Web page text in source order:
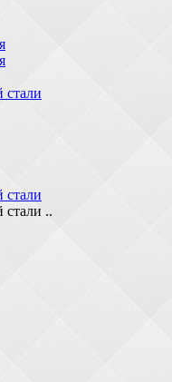
стали
стали
стали ..